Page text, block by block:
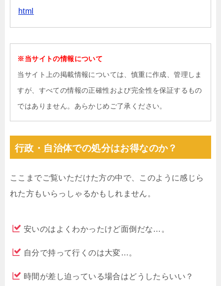
html
※当サイトの情報について
当サイト上の掲載情報については、慎重に作成、管理しま
すが、すべての情報の正確性および完全性を保証するもの
ではありません。あらかじめご了承ください。
行政・自治体での処分はお得なのか？
ここまでご覧いただけた方の中で、このように感じら
れた方もいらっしゃるかもしれません。
安いのはよくわかったけど面倒だな…。
自分で持って行くのは大変…。
時間が差し迫っている場合はどうしたらいい？